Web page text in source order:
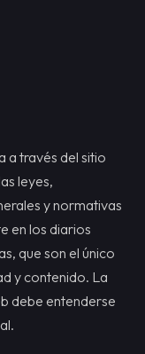
a través del sitio
leyes,
y normativas
en los diarios
que son el único
y contenido. La
debe entenderse